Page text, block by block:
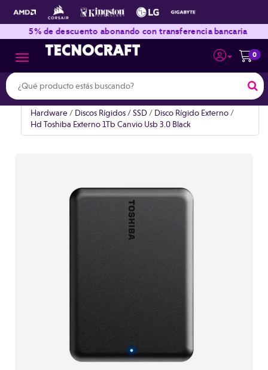
0
Toggle navigation
5% de descuento abonando con transferencia bancaria
Hardware / Discos Rígidos / SSD / Disco Rígido Externo /
Hd Toshiba Externo 1Tb Canvio Usb 3.0 Black